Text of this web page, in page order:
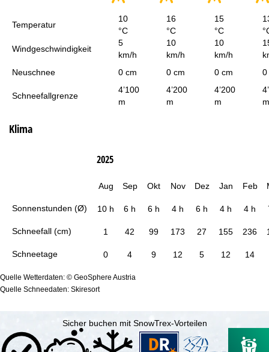
Temperatur
10
°C
16
°C
15
°C
Windgeschwindigkeit
5
km/h
10
km/h
10
km/h
Neuschnee
0 cm 0 cm 0 cm 0
Schneefallgrenze
4’100
m
4’200
m
4’200
m
m
Klima
Sonnenstunden (Ø)
Schneefall (cm)
Schneetage
2025
Aug Sep Okt Nov Dez Jan Feb
10 h 6 h 6 h 4 h 6 h 4 h 4 h
1 42 99 173 27 155 236
0 4 9 12 5 12 14
Quelle Wetterdaten: © GeoSphere Austria
Quelle Schneedaten: Skiresort
Sicher buchen mit SnowTrex-Vorteilen